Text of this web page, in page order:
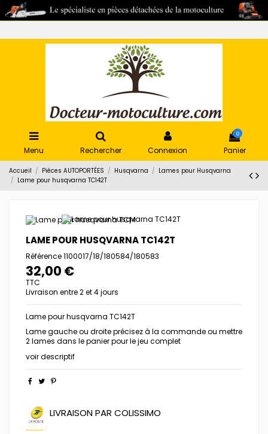
Menu Rechercher Connexion
0
Panier
Accueil Pièces AUTOPORTÉES Husqvarna
Lames pour Husqvarna
Lame pour husqvarna TC142T
LAME POUR HUSQVARNA TC142T
Référence1100017/18/180584/180583
32,00 €
TTC
Livraison entre 2 et 4 jours
Lame pour husqvarna TC142T
Lame gauche ou droite précisez à la commande ou mettre
2 lames dans le panier pour le jeu complet
voir descriptif
LIVRAISON PAR COLISSIMO